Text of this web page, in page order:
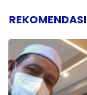
REKOMENDASI